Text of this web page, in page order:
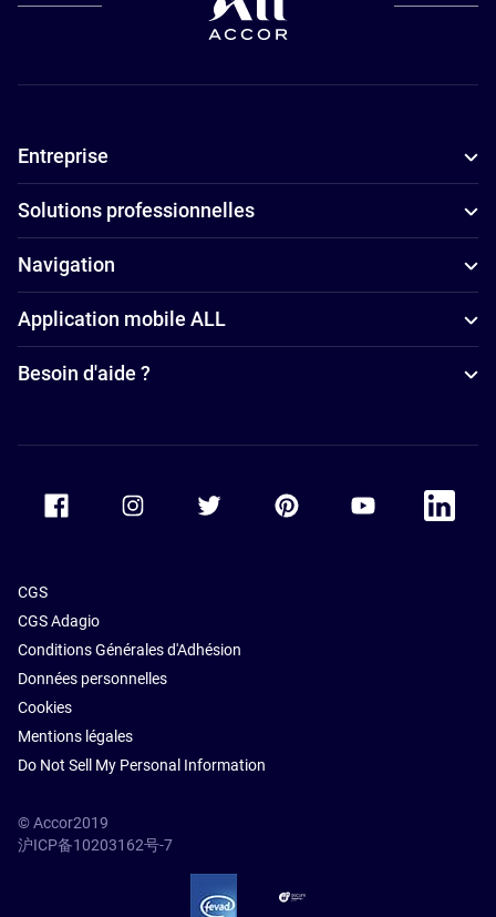
les petits
Nice
Hôtels
adaptés aux
familles à
Nice
Hôtels avec
parking à
Nice
4 étoiles à
Appart'hôtels
Entreprise
Solutions professionnelles
Navigation
Application mobile ALL
Besoin d'aide ?
Accor Facebook Accor TwitterAccor PinterestAccor Youtube
Accor
CGS
CGS Adagio
Conditions Générales d'Adhésion
Données personnelles
Cookies
Mentions légales
Do Not Sell My Personal Information
© Accor2019
沪ICP备10203162号-7